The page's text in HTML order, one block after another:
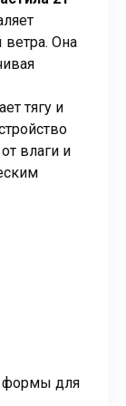
ветра. Она
тягу и
влаги и
формы для